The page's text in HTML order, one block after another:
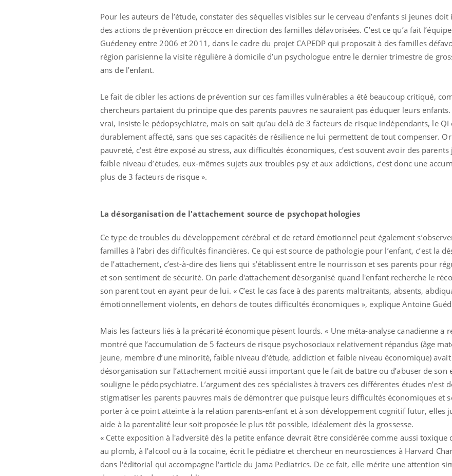
Pour les auteurs de l’étude, constater des séquelles visibles sur le cerveau d’enfants si jeunes
des actions de prévention précoce en direction des familles défavorisées. C’est ce qu’a fait
Guédeney entre 2006 et 2011, dans le cadre du projet CAPEDP qui proposait à des familles
région parisienne la visite régulière à domicile d’un psychologue entre le dernier trimestre de
ans de l’enfant.
Le fait de cibler les actions de prévention sur ces familles vulnérables a été beaucoup critiqué,
chercheurs partaient du principe que des parents pauvres ne sauraient pas éduquer leurs enfants.
vrai, insiste le pédopsychiatre, mais on sait qu’au delà de 3 facteurs de risque indépendants, le QI
durablement affecté, sans que ses capacités de résilience ne lui permettent de tout compenser.
pauvreté, c’est être exposé au stress, aux difficultés économiques, c’est souvent avoir des parents
faible niveau d’études, eux-mêmes sujets aux troubles psy et aux addictions, c’est donc une
plus de 3 facteurs de risque ».
La désorganisation de l'attachement source de psychopathologies
Ce type de troubles du développement cérébral et de retard émotionnel peut également
familles à l’abri des difficultés financières. Ce qui est source de pathologie pour l’enfant, c’est la
de l’attachement, c’est-à-dire des liens qui s’établissent entre le nourrisson et ses parents pour
et son sentiment de sécurité. On parle d'attachement désorganisé quand l'enfant recherche le
son parent tout en ayant peur de lui. « C’est le cas face à des parents maltraitants, absents,
émotionnellement violents, en dehors de toutes difficultés économiques », explique Antoine
Mais les facteurs liés à la précarité économique pèsent lourds. « Une méta-analyse canadienne a
montré que l’accumulation de 5 facteurs de risque psychosociaux relativement répandus (âge
jeune, membre d’une minorité, faible niveau d’étude, addiction et faible niveau économique)
désorganisation sur l’attachement moitié aussi important que le fait de battre ou d’abuser de son
souligne le pédopsychiatre. L’argument des ces spécialistes à travers ces différentes études n’est
stigmatiser les parents pauvres mais de démontrer que puisque leurs difficultés économiques et
porter à ce point atteinte à la relation parents-enfant et à son développement cognitif futur, elles
aide à la parentalité leur soit proposée le plus tôt possible, idéalement dès la grossesse.
« Cette exposition à l'adversité dès la petite enfance devrait être considérée comme aussi toxique
au plomb, à l'alcool ou à la cocaine, écrit le pédiatre et chercheur en neurosciences à Harvard
dans l'éditorial qui accompagne l'article du Jama Pediatrics. De ce fait, elle mérite une attention
Cancer colorectal : une
stratégie simple aurait
changé la donne au Pays
basque
Cytomégalovirus : ce qui
change dans la prise en
charge des femmes
enceintes
jours